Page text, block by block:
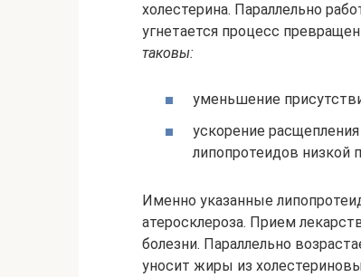
холестерина. Параллельно
угнетается процесс
таковы:
уменьшение
ускорение
липопротеидов низкой
Именно указанные
атеросклероза. Прием
болезни. Параллельно
уносит жиры из